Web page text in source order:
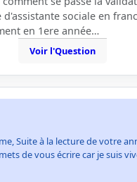
sociale en
en 1ere année…
Voir l'Question
Suite à la lecture de votre
de vous écrire car je suis